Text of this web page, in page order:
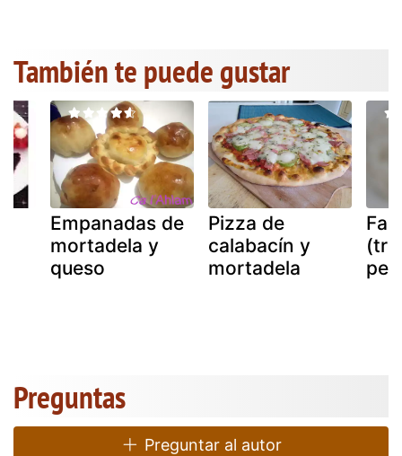
También te puede gustar
Empanadas de
mortadela y
queso
Pizza de
calabacín y
mortadela
Preguntas
Preguntar al autor